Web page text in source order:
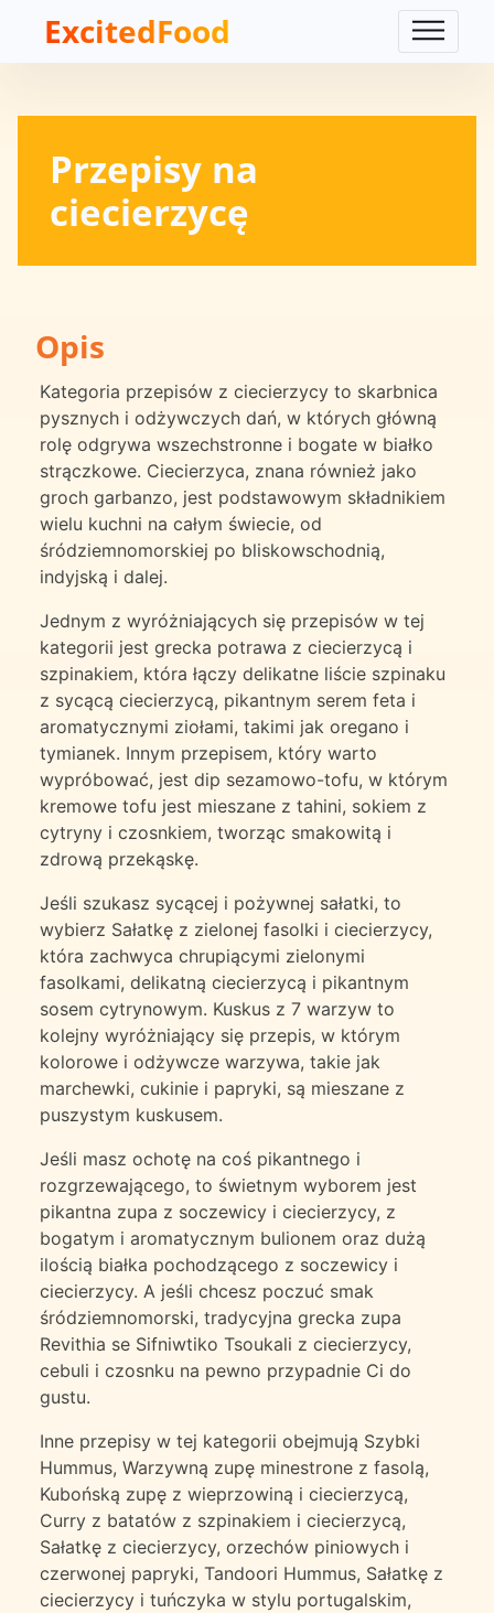
ExcitedFood
Przepisy na
ciecierzycę
Opis
Kategoria przepisów z ciecierzycy to skarbnica
pysznych i odżywczych dań, w których główną
rolę odgrywa wszechstronne i bogate w białko
strączkowe. Ciecierzyca, znana również jako
groch garbanzo, jest podstawowym składnikiem
wielu kuchni na całym świecie, od
śródziemnomorskiej po bliskowschodnią,
indyjską i dalej.
Jednym z wyróżniających się przepisów w tej
kategorii jest grecka potrawa z ciecierzycą i
szpinakiem, która łączy delikatne liście szpinaku
z sycącą ciecierzycą, pikantnym serem feta i
aromatycznymi ziołami, takimi jak oregano i
tymianek. Innym przepisem, który warto
wypróbować, jest dip sezamowo-tofu, w którym
kremowe tofu jest mieszane z tahini, sokiem z
cytryny i czosnkiem, tworząc smakowitą i
zdrową przekąskę.
Jeśli szukasz sycącej i pożywnej sałatki, to
wybierz Sałatkę z zielonej fasolki i ciecierzycy,
która zachwyca chrupiącymi zielonymi
fasolkami, delikatną ciecierzycą i pikantnym
sosem cytrynowym. Kuskus z 7 warzyw to
kolejny wyróżniający się przepis, w którym
kolorowe i odżywcze warzywa, takie jak
marchewki, cukinie i papryki, są mieszane z
puszystym kuskusem.
Jeśli masz ochotę na coś pikantnego i
rozgrzewającego, to świetnym wyborem jest
pikantna zupa z soczewicy i ciecierzycy, z
bogatym i aromatycznym bulionem oraz dużą
ilością białka pochodzącego z soczewicy i
ciecierzycy. A jeśli chcesz poczuć smak
śródziemnomorski, tradycyjna grecka zupa
Revithia se Sifniwtiko Tsoukali z ciecierzycy,
cebuli i czosnku na pewno przypadnie Ci do
gustu.
Inne przepisy w tej kategorii obejmują Szybki
Hummus, Warzywną zupę minestrone z fasolą,
Kubońską zupę z wieprzowiną i ciecierzycą,
Curry z batatów z szpinakiem i ciecierzycą,
Sałatkę z ciecierzycy, orzechów piniowych i
czerwonej papryki, Tandoori Hummus, Sałatkę z
ciecierzycy i tuńczyka w stylu portugalskim,